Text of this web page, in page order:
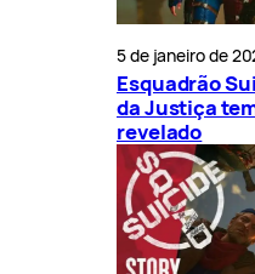
5 de janeiro de
Esquadrão
da Justiça
revelado